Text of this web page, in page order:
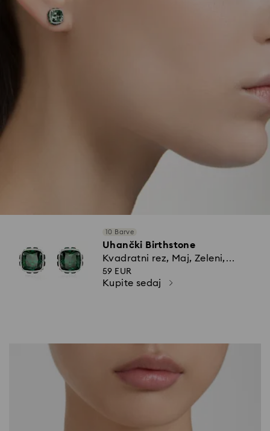
10 Barve
Uhančki Birthstone
Kvadratni rez, Maj, Zeleni,
Prevleka iz rodija
59 EUR
Kupite sedaj